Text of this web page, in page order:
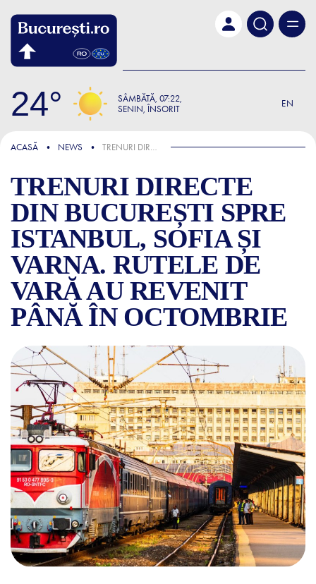
24 SÂMBĂTĂ 07:22
SENIN, ÎNSORIT
EN
ȘTIRI
ACASĂ NEWS TRENURI DIRECTE DIN BUCUREȘTI SPRE ISTANBUL, SOFIA ȘI VARNA. RUTELE DE VARĂ AU REVENIT PÂNĂ ÎN OCTOMBRIE
TRENURI DIRECTE
DIN BUCUREȘTI SPRE
ISTANBUL, SOFIA ȘI
VARNA. RUTELE DE
VARĂ AU REVENIT
PÂNĂ ÎN OCTOMBRIE
TRENURI DIRECTE DIN